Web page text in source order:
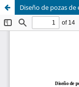
Diseño de pozas